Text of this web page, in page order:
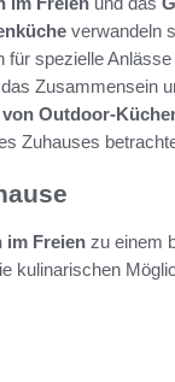
verwandeln
spezielle
Zusammensein
Outdoor-
Zuhauses
im Freien zu einem
kulinarischen